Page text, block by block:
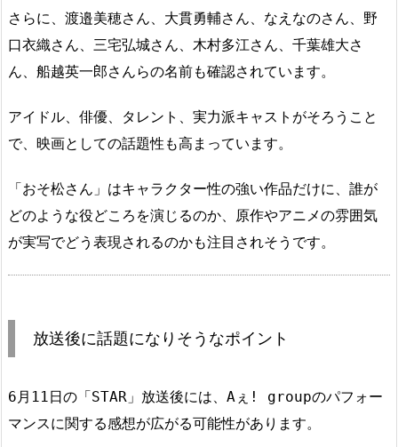
さらに、渡邉美穂さん、大貫勇輔さん、なえなのさん、野
口衣織さん、三宅弘城さん、木村多江さん、千葉雄大さ
ん、船越英一郎さんらの名前も確認されています。
アイドル、俳優、タレント、実力派キャストがそろうこと
で、映画としての話題性も高まっています。
「おそ松さん」はキャラクター性の強い作品だけに、誰が
どのような役どころを演じるのか、原作やアニメの雰囲気
が実写でどう表現されるのかも注目されそうです。
放送後に話題になりそうなポイント
6月11日の「STAR」放送後には、Aぇ! groupのパフォー
マンスに関する感想が広がる可能性があります。